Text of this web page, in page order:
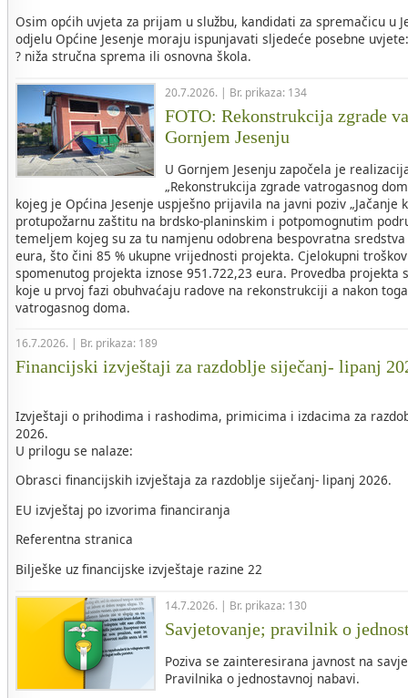
Osim općih uvjeta za prijam u službu, kandidati za spremačicu u
odjelu Općine Jesenje moraju ispunjavati sljedeće posebne uvjete:
? niža stručna sprema ili osnovna škola.
20.7.2026. | Br. prikaza: 134
FOTO: Rekonstrukcija zgrade
Gornjem Jesenju
U Gornjem Jesenju započela je
„Rekonstrukcija zgrade vatrogasnog
kojeg je Općina Jesenje uspješno prijavila na javni poziv „Jačanje
protupožarnu zaštitu na brdsko-planinskim i potpomognutim
temeljem kojeg su za tu namjenu odobrena bespovratna
eura, što čini 85 % ukupne vrijednosti projekta. Cjelokupni
spomenutog projekta iznose 951.722,23 eura. Provedba projekta
koje u prvoj fazi obuhvaćaju radove na rekonstrukciji a nakon
vatrogasnog doma.
16.7.2026. | Br. prikaza: 189
Financijski izvještaji za razdoblje siječanj- lipanj
Izvještaji o prihodima i rashodima, primicima i izdacima za
2026.
U prilogu se nalaze:
Obrasci financijskih izvještaja za razdoblje siječanj- lipanj 2026.
EU izvještaj po izvorima financiranja
Referentna stranica
Bilješke uz financijske izvještaje razine 22
14.7.2026. | Br. prikaza: 130
Savjetovanje; pravilnik o
Poziva se zainteresirana javnost na
Pravilnika o jednostavnoj nabavi.